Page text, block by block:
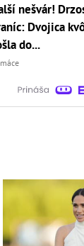
nešvár!
Dvojica
do...